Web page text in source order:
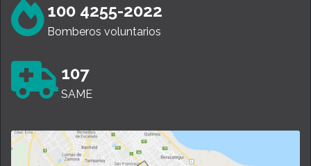
100 4255-2022
Bomberos voluntarios
107
SAME